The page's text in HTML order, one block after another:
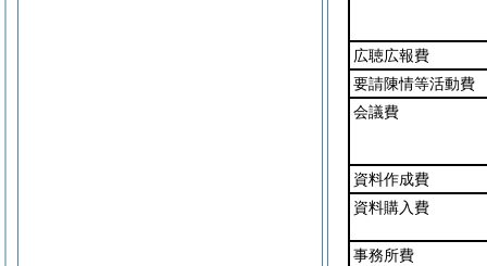
広聴広報費
要請陳情等活動費
会議費
資料作成費
資料購入費
事務所費